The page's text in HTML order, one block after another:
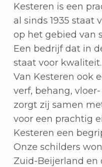
Kesteren is een
al sinds 1935 staat
op het gebied van
Een bedrijf dat in
staat voor
Van Kesteren ook
verf, behang,
zorgt zij samen
voor een prachtig
Kesteren een
Onze schilders
Zuid-Beijerland